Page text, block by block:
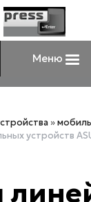
Меню
»
устройств